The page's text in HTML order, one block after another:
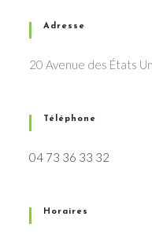
Adresse
20 Avenue des États
Téléphone
04 73 36 33 32
Horaires